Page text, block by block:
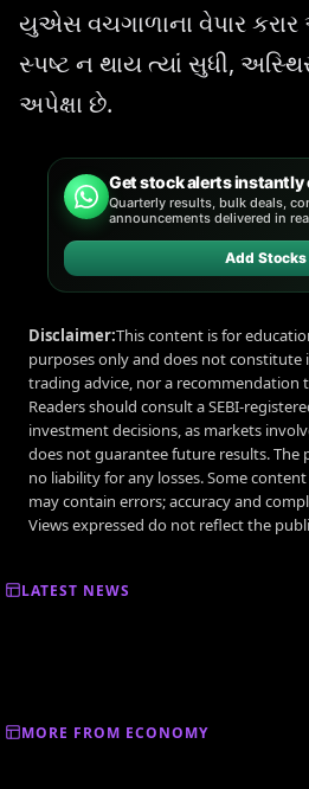
યુએસ વચગાળાના વેપાર કરાર
સ્પષ્ટ ન થાય ત્યાં સુધી,
અપેક્ષા છે.
Get stock alerts instantly
Quarterly results, bulk deals,
announcements delivered in
Add Stocks
Disclaimer:This content is for
purposes only and does not constitute
trading advice, nor a recommendation
Readers should consult a SEBI-
investment decisions, as markets
does not guarantee future results. The
no liability for any losses. Some
may contain errors; accuracy and
Views expressed do not reflect the
LATEST NEWS
MORE FROM ECONOMY